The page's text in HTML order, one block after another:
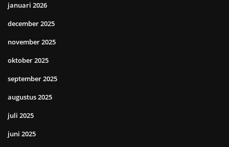
januari 2026
december 2025
november 2025
oktober 2025
september 2025
augustus 2025
juli 2025
juni 2025